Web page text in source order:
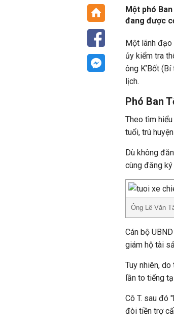
Một phó
đang được
Một lãnh đạo
ủy kiểm tra
ông K’Bốt
lịch.
Phó Ban
Theo tìm
tuổi, trú
Dù không
cùng đăng
Ông Lê Văn
Cán bộ
giám hộ tài
Tuy nhiên,
lần to tiếng
Cô T. sau đó
đòi tiền trợ